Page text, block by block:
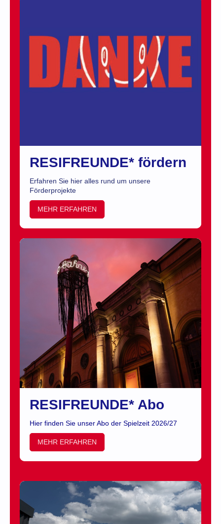
RESIFREUNDE* fördern
Erfahren Sie hier alles rund um unsere
Förderprojekte
MEHR ERFAHREN
RESIFREUNDE* Abo
Hier finden Sie unser Abo der Spielzeit 2026/27
MEHR ERFAHREN